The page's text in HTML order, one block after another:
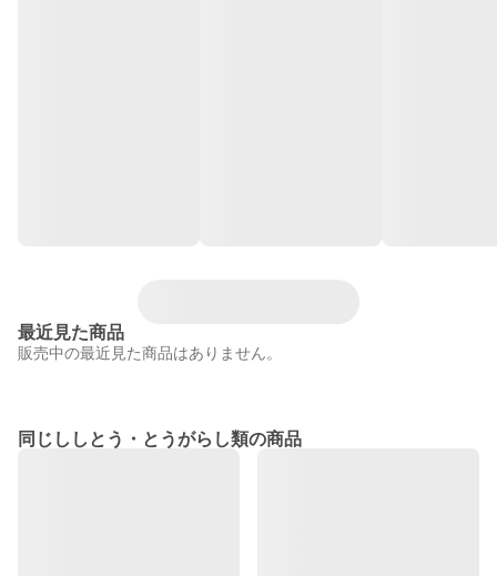
最近見た商品
販売中の最近見た商品はありません。
同じししとう・とうがらし類の商品